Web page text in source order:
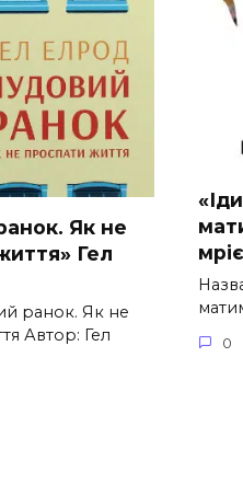
Як не
Гел
ранок. Як не
Автор: Гел
0